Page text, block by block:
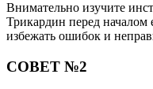
Внимательно изучите
Трикардин перед началом
избежать ошибок и
СОВЕТ №2